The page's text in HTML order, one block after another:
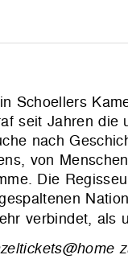
Schoellers
seit Jahren die
nach
von
Die
verbindet, als